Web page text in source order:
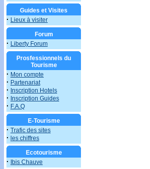
Guides et Visites
· Lieux à visiter
Forum
· Liberty Forum
Prosfessionnels du
Tourisme
· Mon compte
· Partenariat
· Inscription Hotels
· Inscription Guides
· F.A.Q
E-Tourisme
· Trafic des sites
· les chiffres
Ecotourisme
· Ibis Chauve